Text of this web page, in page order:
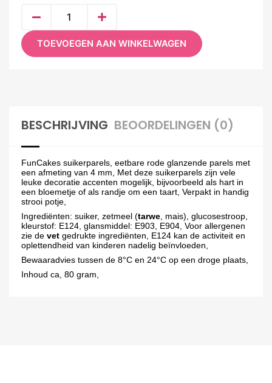
TOEVOEGEN AAN WINKELWAGEN
BESCHRIJVING BEOORDELINGEN (0)
FunCakes suikerparels, eetbare rode glanzende parels met
een afmeting van 4 mm, Met deze suikerparels zijn vele
leuke decoratie accenten mogelijk, bijvoorbeeld als hart in
een bloemetje of als randje om een taart, Verpakt in handig
strooi potje,
Ingrediënten: suiker, zetmeel (tarwe, mais), glucosestroop,
kleurstof: E124, glansmiddel: E903, E904, Voor allergenen
zie de vet gedrukte ingrediënten, E124 kan de activiteit en
oplettendheid van kinderen nadelig beïnvloeden,
Bewaaradvies tussen de 8°C en 24°C op een droge plaats,
Inhoud ca, 80 gram,